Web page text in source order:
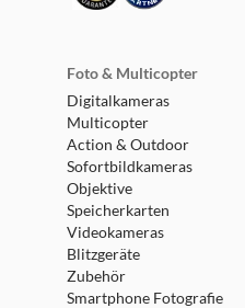
Foto & Multicopter
Digitalkameras
Multicopter
Action & Outdoor
Sofortbildkameras
Objektive
Speicherkarten
Videokameras
Blitzgeräte
Zubehör
Smartphone Fotografie